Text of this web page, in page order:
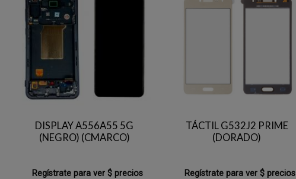
DISPLAY A556A55 5G
(NEGRO) (CMARCO)
Regístrate para ver $ precios
TÁCTIL G532J2 PRIME
(DORADO)
Regístrate para ver $ precios